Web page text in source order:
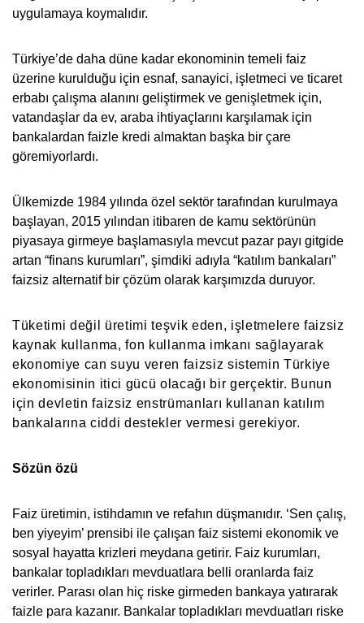
uygulamaya koymalıdır.
Türkiye’de daha düne kadar ekonominin temeli faiz
üzerine kurulduğu için esnaf, sanayici, işletmeci ve ticaret
erbabı çalışma alanını geliştirmek ve genişletmek için,
vatandaşlar da ev, araba ihtiyaçlarını karşılamak için
bankalardan faizle kredi almaktan başka bir çare
göremiyorlardı.
Ülkemizde 1984 yılında özel sektör tarafından kurulmaya
başlayan, 2015 yılından itibaren de kamu sektörünün
piyasaya girmeye başlamasıyla mevcut pazar payı gitgide
artan “finans kurumları”, şimdiki adıyla “katılım bankaları”
faizsiz alternatif bir çözüm olarak karşımızda duruyor.
Tüketimi değil üretimi teşvik eden, işletmelere faizsiz
kaynak kullanma, fon kullanma imkanı sağlayarak
ekonomiye can suyu veren faizsiz sistemin Türkiye
ekonomisinin itici gücü olacağı bir gerçektir. Bunun
için devletin faizsiz enstrümanları kullanan katılım
bankalarına ciddi destekler vermesi gerekiyor.
Sözün özü
Faiz üretimin, istihdamın ve refahın düşmanıdır. ‘Sen çalış,
ben yiyeyim’ prensibi ile çalışan faiz sistemi ekonomik ve
sosyal hayatta krizleri meydana getirir. Faiz kurumları,
bankalar topladıkları mevduatlara belli oranlarda faiz
verirler. Parası olan hiç riske girmeden bankaya yatırarak
faizle para kazanır. Bankalar topladıkları mevduatları riske